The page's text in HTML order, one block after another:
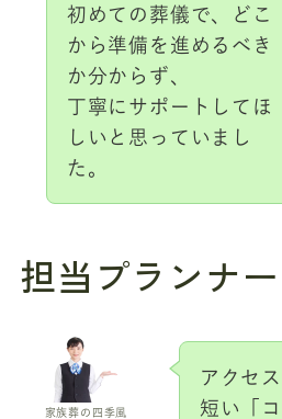
初めての葬儀で、どこ
から準備を進めるべき
か分からず、
丁寧にサポートしてほ
しいと思っていまし
た。
担当プランナ
家族葬の四季風
アクセ
短い「